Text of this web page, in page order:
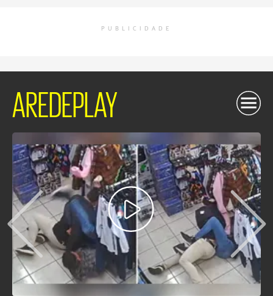
PUBLICIDADE
AREDEPLAY